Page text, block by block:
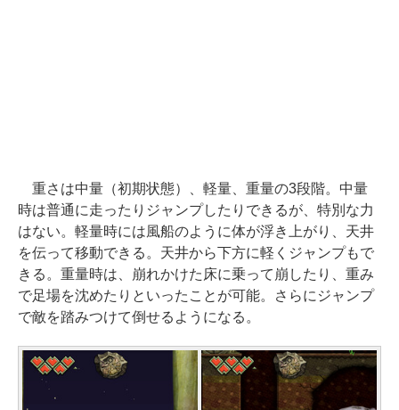
重さは中量（初期状態）、軽量、重量の3段階。中量
時は普通に走ったりジャンプしたりできるが、特別な力
はない。軽量時には風船のように体が浮き上がり、天井
を伝って移動できる。天井から下方に軽くジャンプもで
きる。重量時は、崩れかけた床に乗って崩したり、重み
で足場を沈めたりといったことが可能。さらにジャンプ
で敵を踏みつけて倒せるようになる。